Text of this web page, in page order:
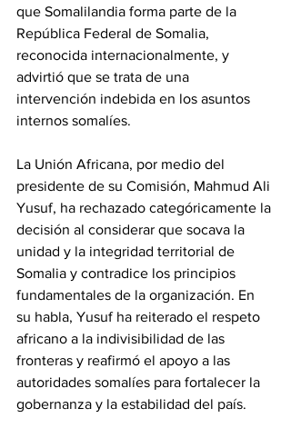
que Somalilandia forma parte de la
República Federal de Somalia,
reconocida internacionalmente, y
advirtió que se trata de una
intervención indebida en los asuntos
internos somalíes.
‎La Unión Africana, por medio del
presidente de su Comisión, Mahmud Ali
Yusuf, ha rechazado categóricamente la
decisión al considerar que socava la
unidad y la integridad territorial de
Somalia y contradice los principios
fundamentales de la organización. En
su habla, Yusuf ha reiterado el respeto
africano a la indivisibilidad de las
fronteras y reafirmó el apoyo a las
autoridades somalíes para fortalecer la
gobernanza y la estabilidad del país.